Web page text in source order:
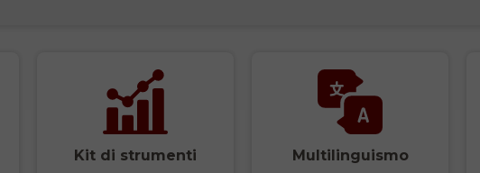
Kit di strumenti Multilinguismo